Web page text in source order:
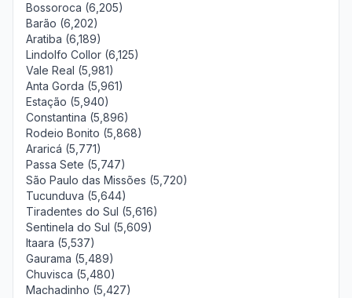
Bossoroca (6,205)
Barão (6,202)
Aratiba (6,189)
Lindolfo Collor (6,125)
Vale Real (5,981)
Anta Gorda (5,961)
Estação (5,940)
Constantina (5,896)
Rodeio Bonito (5,868)
Araricá (5,771)
Passa Sete (5,747)
São Paulo das Missões (5,720)
Tucunduva (5,644)
Tiradentes do Sul (5,616)
Sentinela do Sul (5,609)
Itaara (5,537)
Gaurama (5,489)
Chuvisca (5,480)
Machadinho (5,427)